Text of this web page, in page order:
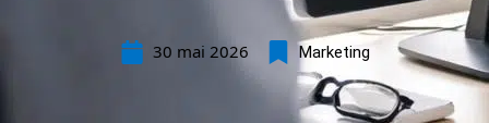
30 mai 2026 Marketing